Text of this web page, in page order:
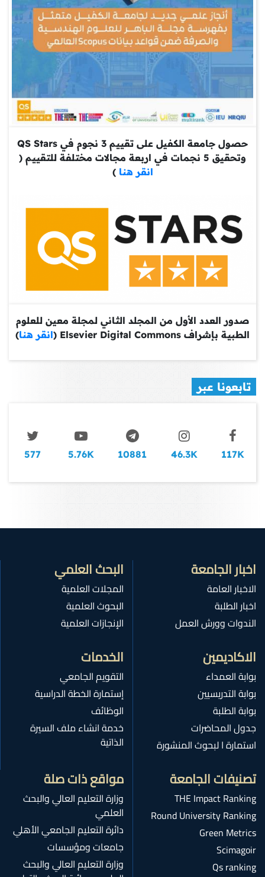
حصول جامعة الكفيل على تقييم 3 نجوم في QS Stars
وتحقيق 5 نجمات في اربعة مجالات مختلفة للتقييم (
انقر هنا)
صدور العدد الأول من المجلد الثاني لمجلة معين للعلوم
الطبية بإشراف Elsevier Digital Commons (
انقر هنا)
تابعونا عبر
117K
46.3K
10881
5.76K
577
اخبار الجامعة
الاخبار العامة
اخبار الطلبة
الندوات وورش العمل
البحث العلمي
المجلات العلمية
البحوث العلمية
الإنجازات العلمية
الاكاديمين
بوابة العمداء
بوابة التدريسيين
بوابة الطلبة
جدول المحاضرات
استمارة ا لبحوث المنشورة
الخدمات
التقويم الجامعي
إستمارة الخطة الدراسية
الوظائف
خدمة انشاء ملف السيرة
الذاتية
تصنيفات الجامعة
THE Impact Ranking
Round University Ranking
Green Metrics
Scimagoir
Qs ranking
مواقع ذات صلة
وزارة التعليم العالي والبحث
العلمي
دائرة التعليم الجامعي الأهلي
جامعات ومؤسسات
وزارة التعليم العالي والبحث